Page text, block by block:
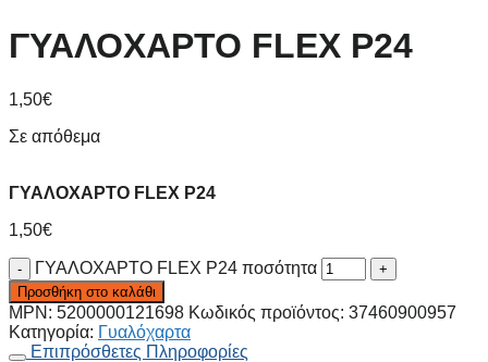
ΓΥΑΛΟΧΑΡΤΟ FLEX P24
1,50€
Σε απόθεμα
ΓΥΑΛΟΧΑΡΤΟ FLEX P24
1,50€
ΓΥΑΛΟΧΑΡΤΟ FLEX P24 ποσότητα
Προσθήκη στο καλάθι
MPN: 5200000121698 Κωδικός προϊόντος: 37460900957
Κατηγορία: Γυαλόχαρτα
Επιπρόσθετες Πληροφορίες